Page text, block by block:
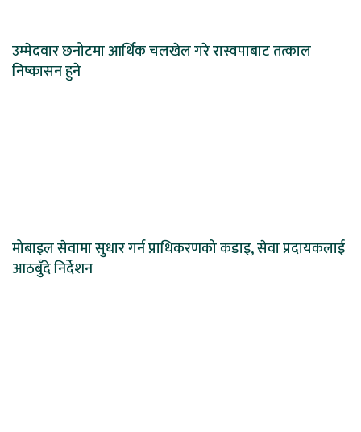
उम्मेदवार छनोटमा आर्थिक चलखेल गरे रास्वपाबाट तत्काल
निष्कासन हुने
मोबाइल सेवामा सुधार गर्न प्राधिकरणको कडाइ, सेवा प्रदायकलाई
आठबुँदे निर्देशन